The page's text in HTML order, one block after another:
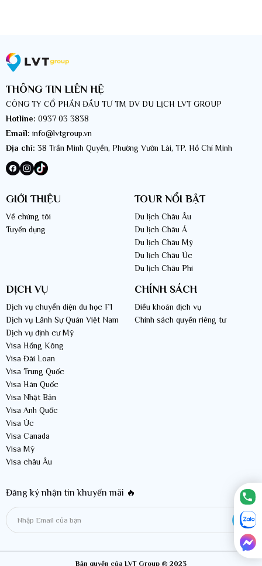
THÔNG TIN LIÊN HỆ
CÔNG TY CỔ PHẦN ĐẦU TƯ TM DV DU LỊCH LVT GROUP
Hotline: 0937 03 3838
Email: info@lvtgroup.vn
Địa chỉ: 38 Trần Minh Quyền, Phường Vườn Lài, TP. Hồ Chí Minh
GIỚI THIỆU
Về chúng tôi
Tuyển dụng
TOUR NỔI BẬT
Du lịch Châu Âu
Du lịch Châu Á
Du lịch Châu Mỹ
Du lịch Châu Úc
Du lịch Châu Phi
DỊCH VỤ
Dịch vụ chuyển diện du học F1
Dịch vụ Lãnh Sự Quán Việt Nam
Dịch vụ định cư Mỹ
Visa Hồng Kông
Visa Đài Loan
Visa Trung Quốc
Visa Hàn Quốc
Visa Nhật Bản
Visa Anh Quốc
Visa Úc
Visa Canada
Visa Mỹ
Visa châu Âu
CHÍNH SÁCH
Điều khoản dịch vụ
Chính sách quyền riêng tư
Đăng ký nhận tin khuyến mãi 🔥
Bản quyền của LVT Group ® 2023